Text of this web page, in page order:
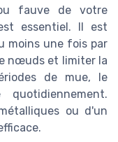
fauve de votre
essentiel. Il est
moins une fois par
nœuds et limiter la
de mue, le
ou d'un